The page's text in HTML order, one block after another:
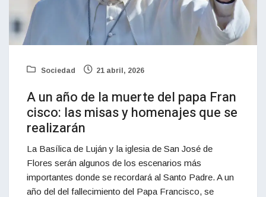
Sociedad 21 abril, 2026
A un año de la muerte del papa Fran
cisco: las misas y homenajes que se
realizarán
La Basílica de Luján y la iglesia de San José de
Flores serán algunos de los escenarios más
importantes donde se recordará al Santo Padre. A un
año del del fallecimiento del Papa Francisco, se